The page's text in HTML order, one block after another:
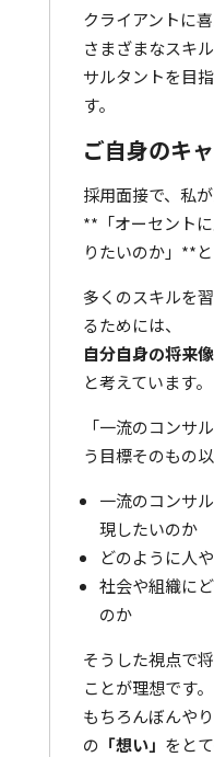
クライアントに
さまざまなスキ
サルタントを目
す。
ご自身のキ
採用面接で、私
**「オーセント
りたいのか」**と
多くのスキルを
るためには、
自分自身の将来
と考えています。
「一流のコンサ
う目標そのもの以
一流のコンサ
現したいのか
どのように人
社会や組織に
のか
そうした視点で
ことが理想です。
もちろんぼんや
の 「想い」 をと